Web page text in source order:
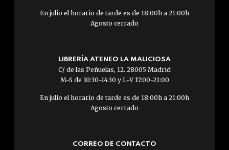
En julio el horario de tarde es de 18:00h a 21:00h
Agosto cerrado
LIBRERÍA ATENEO LA MALICIOSA
C/ de las Peñuelas, 12. 28005 Madrid
M-S de 10:30-14:30 y L-V 17:00-21:00
En julio el horario de tarde es de 18:00h a 21:00h
Agosto cerrado
CORREO DE CONTACTO